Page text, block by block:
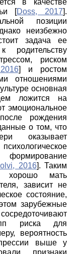
в качестве
[Doss, 2017].
позиции
неизбежно
задача ее
риском
] и ростом
отношениями
основная
ложится на
эмоциональное
рождения
о том, что
оказывает
2016]. Таким
хорошо мать
зависит не
состояние,
зарубежные
риска для
вероятность
выше у